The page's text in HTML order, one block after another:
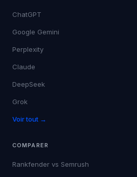
ChatGPT
Google Gemini
Perplexity
Claude
DeepSeek
Grok
Voir tout →
COMPARER
Rankfender vs Semrush